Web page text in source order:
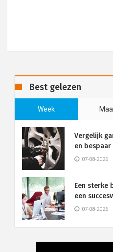
Best gelezen
Week
Vergelijk
en
07-08-2026
Een sterke
een
07-08-2026